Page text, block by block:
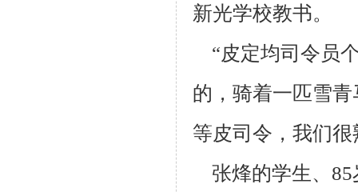
新光学校教书。
“皮定均司令员
的，骑着一匹雪
等皮司令，我们很
张烽的学生、85